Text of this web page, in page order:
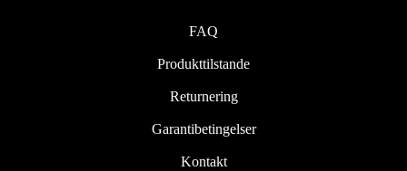
FAQ
Produkttilstande
Returnering
Garantibetingelser
Kontakt